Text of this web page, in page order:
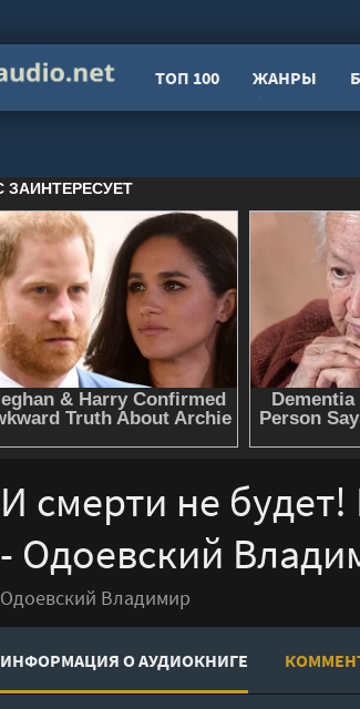
ТОП 100 ЖАНРЫ
И смерти не
- Одоевский
Одоевский Владимир
ИНФОРМАЦИЯ О АУДИОКНИГЕ